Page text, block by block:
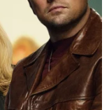
cuando
de ella cuando